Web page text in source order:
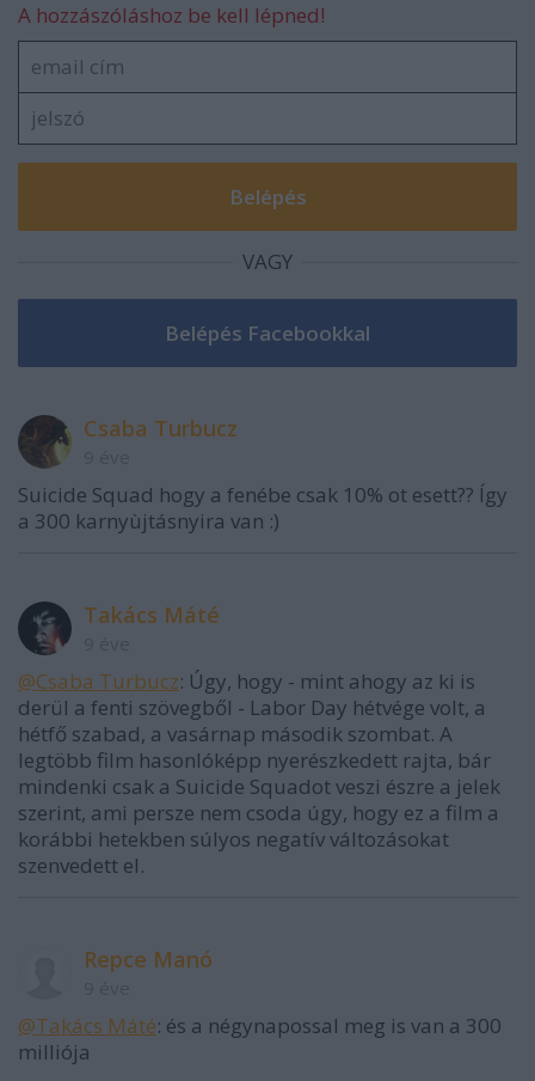
A hozzászóláshoz be kell lépned!
VAGY
Csaba Turbucz
Suicide Squad hogy a fenébe csak 10% ot esett?? Így
a 300 karnyùjtásnyira van :)
Takács Máté
@Csaba Turbucz: Úgy, hogy - mint ahogy az ki is
derül a fenti szövegből - Labor Day hétvége volt, a
hétfő szabad, a vasárnap második szombat. A
legtöbb film hasonlóképp nyerészkedett rajta, bár
mindenki csak a Suicide Squadot veszi észre a jelek
szerint, ami persze nem csoda úgy, hogy ez a film a
korábbi hetekben súlyos negatív változásokat
szenvedett el.
Repce Manó
@Takács Máté: és a négynapossal meg is van a 300
milliója